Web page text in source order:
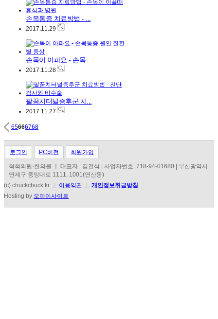
손목통증 치료방법 - ...
2017.11.29
손목이 아파요 - 손목...
2017.11.28
팔꿈치터널증후군 치...
2017.11.27
65666768
로그인 PC버전 회원가입
척척의원·한의원 ㅣ 대표자 : 김건식 | 사업자번호: 718-94-01680 | 부산광역시
연제구 중앙대로 1111, 1001(연산동)
(c) chuckchuck.kr
이용약관
개인정보취급방침
Hosting by 오마이사이트